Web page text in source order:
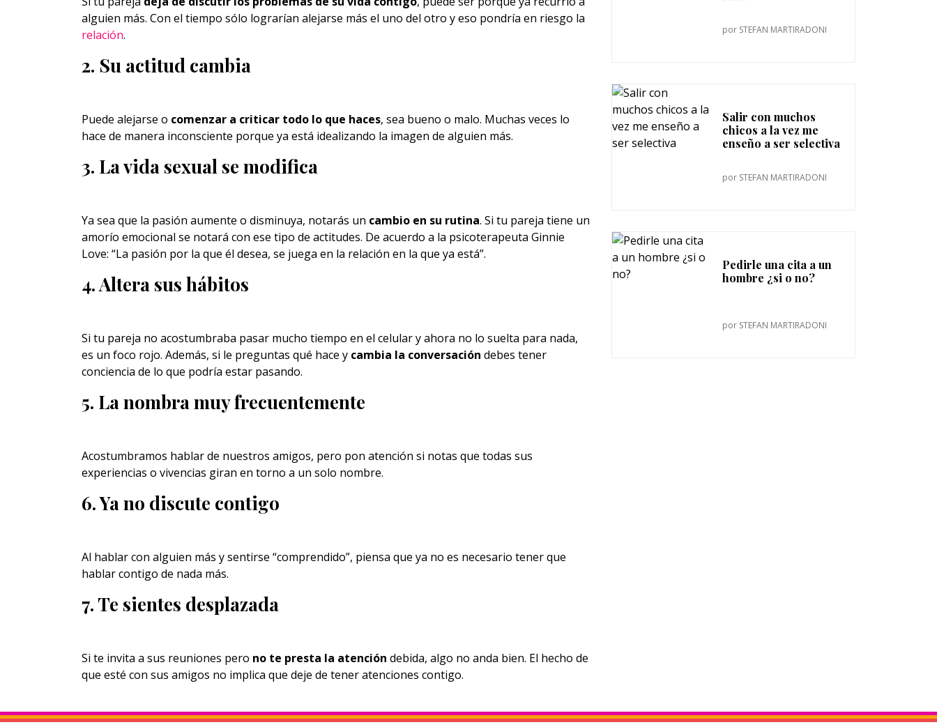
alguien más. Con el tiempo sólo lograrían alejarse más el uno del otro y eso pondría en riesgo la
relación.
2. Su actitud cambia
Puede alejarse o comenzar a criticar todo lo que haces, sea bueno o malo. Muchas veces lo
hace de manera inconsciente porque ya está idealizando la imagen de alguien más.
3. La vida sexual se modifica
Ya sea que la pasión aumente o disminuya, notarás un cambio en su rutina. Si tu pareja tiene un
amorío emocional se notará con ese tipo de actitudes. De acuerdo a la psicoterapeuta Ginnie
Love: “La pasión por la que él desea, se juega en la relación en la que ya está”.
4. Altera sus hábitos
Si tu pareja no acostumbraba pasar mucho tiempo en el celular y ahora no lo suelta para nada,
es un foco rojo. Además, si le preguntas qué hace y cambia la conversación debes tener
conciencia de lo que podría estar pasando.
5. La nombra muy frecuentemente
Acostumbramos hablar de nuestros amigos, pero pon atención si notas que todas sus
experiencias o vivencias giran en torno a un solo nombre.
6. Ya no discute contigo
Al hablar con alguien más y sentirse “comprendido”, piensa que ya no es necesario tener que
hablar contigo de nada más.
7. Te sientes desplazada
Si te invita a sus reuniones pero no te presta la atención debida, algo no anda bien. El hecho de
que esté con sus amigos no implica que deje de tener atenciones contigo.
por STEFAN MARTIRADONI
Salir con muchos
chicos a la vez me
enseño a ser selectiva
por STEFAN MARTIRADONI
Pedirle una cita a un
hombre ¿si o no?
por STEFAN MARTIRADONI